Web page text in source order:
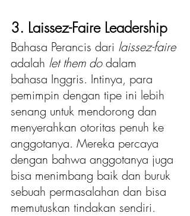
3. Laissez-Faire Leadership
Bahasa Perancis dari laissez-faire
adalah let them do dalam
bahasa Inggris. Intinya, para
pemimpin dengan tipe ini lebih
senang untuk mendorong dan
menyerahkan otoritas penuh ke
anggotanya. Mereka percaya
dengan bahwa anggotanya juga
bisa menimbang baik dan buruk
sebuah permasalahan dan bisa
memutuskan tindakan sendiri.